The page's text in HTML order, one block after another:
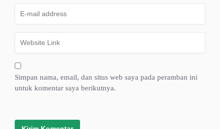
Simpan nama, email, dan situs web saya pada peramban ini
untuk komentar saya berikutnya.